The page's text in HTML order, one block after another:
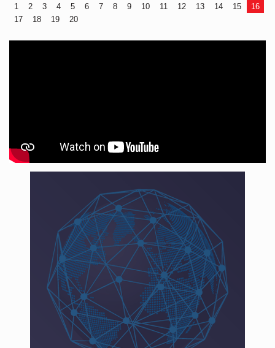
1 2 3 4 5 6 7 8 9 10 11 12 13 14 15
16
17
18 19 20